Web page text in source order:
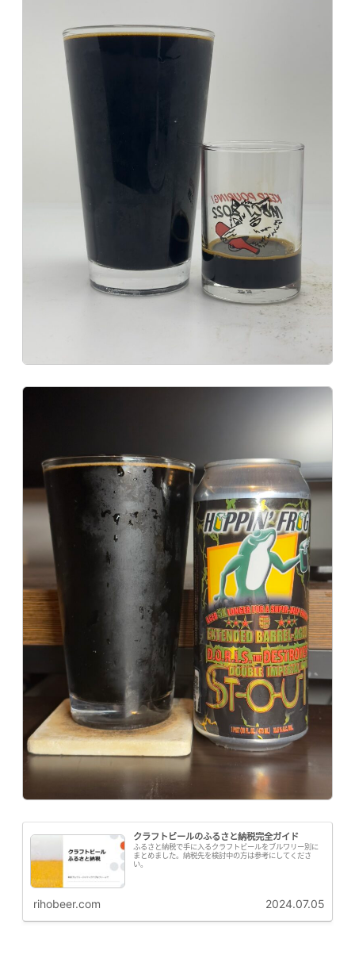
クラフトビールのふるさと納税完全ガイド
ふるさと納税で手に入るクラフトビールをブルワリー別に
まとめました。納税先を検討中の方は参考にしてくださ
い。
rihobeer.com 2024.07.05